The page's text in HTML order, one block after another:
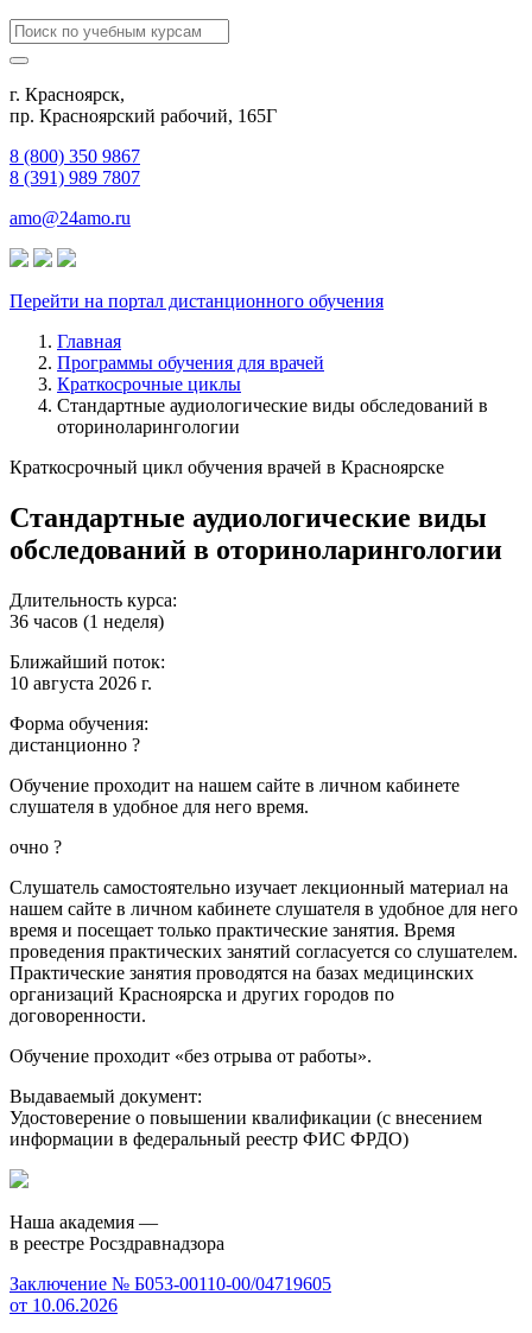
г. Красноярск,
пр. Красноярский рабочий, 165Г
8 (800) 350 9867
8 (391) 989 7807
amo@24amo.ru
Перейти на портал дистанционного обучения
Главная
Программы обучения для врачей
Краткосрочные циклы
Стандартные аудиологические виды обследований в
оториноларингологии
Краткосрочный цикл обучения врачей в Красноярске
Стандартные аудиологические виды
обследований в оториноларингологии
Длительность курса:
36 часов (1 неделя)
Ближайший поток:
10 августа 2026 г.
Форма обучения:
дистанционно ?
Обучение проходит на нашем сайте в личном кабинете
слушателя в удобное для него время.
очно ?
Слушатель самостоятельно изучает лекционный материал на
нашем сайте в личном кабинете слушателя в удобное для него
время и посещает только практические занятия. Время
проведения практических занятий согласуется со слушателем.
Практические занятия проводятся на базах медицинских
организаций Красноярска и других городов по
договоренности.
Обучение проходит «без отрыва от работы».
Выдаваемый документ:
Удостоверение о повышении квалификации (с внесением
информации в федеральный реестр ФИС ФРДО)
Наша академия —
в реестре Росздравнадзора
Заключение № Б053-00110-00/04719605
от 10.06.2026